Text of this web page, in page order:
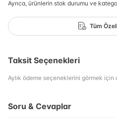
Ayrıca, ürünlerin stok durumu ve
Tüm
Taksit Seçenekleri
Aylık ödeme seçeneklerini görmek için
Soru & Cevaplar